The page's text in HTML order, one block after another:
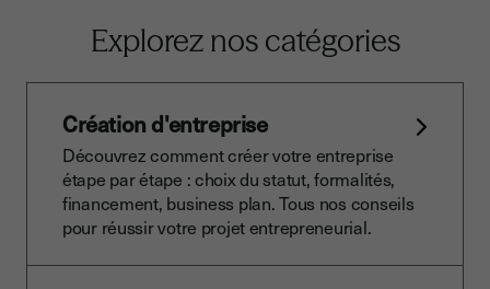
Explorez nos catégories
Création d'entreprise
Découvrez comment créer votre entreprise
étape par étape : choix du statut, formalités,
financement, business plan. Tous nos conseils
pour réussir votre projet entrepreneurial.